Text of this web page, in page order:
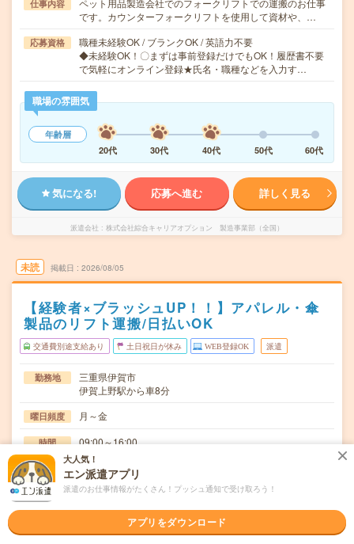
仕事内容
ペット用品製造会社でのフォークリフトでの運搬のお仕事
です。カウンターフォークリフトを使用して資材や、…
応募資格
職種未経験OK / ブランクOK / 英語力不要
◆未経験OK！〇まずは事前登録だけでもOK！履歴書不要
で気軽にオンライン登録★氏名・職種などを入力す…
職場の雰囲気
年齢層
20代
30代 40代 50代 60代
気になる! 応募へ進む 詳しく見る
派遣会社 株式会社綜合キャリアオプション 製造事業部（全国）
未読 掲載日 2026/08/05
【経験者×ブラッシュUP！！】アパレル・傘
製品のリフト運搬/日払いOK
交通費別途支給あり 土日祝日が休み WEB登録OK 派遣
勤務地
三重県伊賀市
伊賀上野駅から車8分
曜日頻度 月～金
時間 09:00～16:00
期間 長期でお仕事できる方、大歓迎！
時給 時給1270円
交通費規定内支給
大人気！
エン派遣アプリ
派遣のお仕事情報がたくさん！プッシュ通知で受け取ろう！
アプリをダウンロード